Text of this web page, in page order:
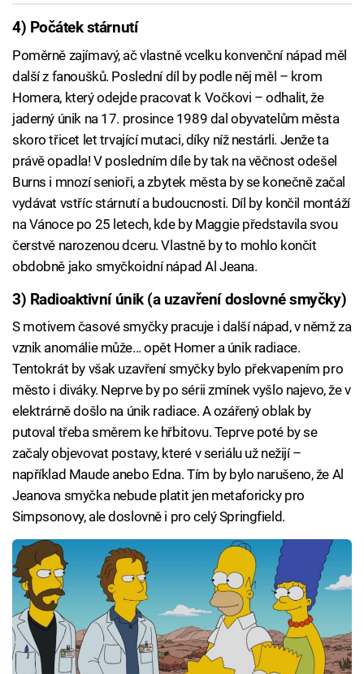
4) Počátek stárnutí
Poměrně zajímavý, ač vlastně vcelku konvenční nápad měl
další z fanoušků. Poslední díl by podle něj měl – krom
Homera, který odejde pracovat k Vočkovi – odhalit, že
jaderný únik na 17. prosince 1989 dal obyvatelům města
skoro třicet let trvající mutaci, díky níž nestárli. Jenže ta
právě opadla! V posledním díle by tak na věčnost odešel
Burns i mnozí senioři, a zbytek města by se konečně začal
vydávat vstříc stárnutí a budoucnosti. Díl by končil montáží
na Vánoce po 25 letech, kde by Maggie představila svou
čerstvě narozenou dceru. Vlastně by to mohlo končit
obdobně jako smyčkoidní nápad Al Jeana.
3) Radioaktivní únik (a uzavření doslovné smyčky)
S motivem časové smyčky pracuje i další nápad, v němž za
vznik anomálie může... opět Homer a únik radiace.
Tentokrát by však uzavření smyčky bylo překvapením pro
město i diváky. Neprve by po sérii zmínek vyšlo najevo, že v
elektrárně došlo na únik radiace. A ozářený oblak by
putoval třeba směrem ke hřbitovu. Teprve poté by se
začaly objevovat postavy, které v seriálu už nežijí –
například Maude anebo Edna. Tím by bylo narušeno, že Al
Jeanova smyčka nebude platit jen metaforicky pro
Simpsonovy, ale doslovně i pro celý Springfield.